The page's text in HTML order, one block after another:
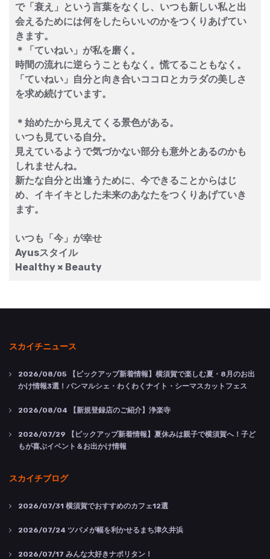
で「衰え」という言葉をなくし、いつも新しい私と出
会えるためには何をしたらいいのかをつくりあげてい
きます。
＊「ていねい」が私を磨く。
時間の流れに逆らうこともなく。慌てることもなく。
「ていねい」自分と向き合いココロとカラダの美しさ
を求め続けています。
＊始めたから見えてくる景色がある。
いつも見ている自分。
見えているようで気づかない部分も意外とあるのかも
しれませんね。
新たな自分と出逢うために、今できることからはじ
め、イキイキとした未来のあなたをつくりあげていき
ます。
いつも「今」が幸せ
Ayusスタイル
Healthy × Beauty
スカイチニュース
2026/08/05 【ピックアップ新着情報】横須賀で楽しむ夏・8月のお出
かけ情報3選！パンマルシェ・わくわくナイト・シーマスカットフェス
2026/08/04 【新規登録店のご紹介】浄楽寺
2026/07/29 【ピックアップ新着情報】夏休みは親子で横須賀へ！子ど
もが喜ぶイベント＆お出かけ情報
スカイチブログ
2026/07/31 横須賀でおすすめのカフェ12選
2026/07/24 ツバメが幅を利かせるまち津久井浜
2026/07/17 みんな大好きナポリタン！